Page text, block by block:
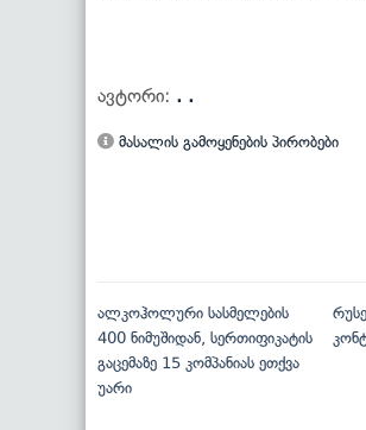
ავტორი: . .
მასალის გამოყენების პირობები
ალკოჰოლური სასმელების
400 ნიმუშიდან, სერთიფიკატის
გაცემაზე 15 კომპანიას ეთქვა
უარი